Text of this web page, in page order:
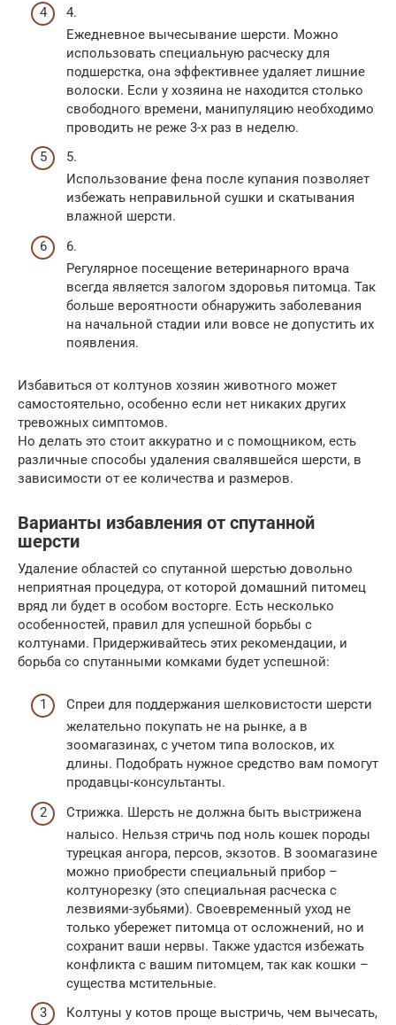
4.
Ежедневное вычесывание шерсти. Можно
использовать специальную расческу для
подшерстка, она эффективнее удаляет лишние
волоски. Если у хозяина не находится столько
свободного времени, манипуляцию необходимо
проводить не реже 3-х раз в неделю.
5.
Использование фена после купания позволяет
избежать неправильной сушки и скатывания
влажной шерсти.
6.
Регулярное посещение ветеринарного врача
всегда является залогом здоровья питомца. Так
больше вероятности обнаружить заболевания
на начальной стадии или вовсе не допустить их
появления.
Избавиться от колтунов хозяин животного может
самостоятельно, особенно если нет никаких других
тревожных симптомов.
Но делать это стоит аккуратно и с помощником, есть
различные способы удаления свалявшейся шерсти, в
зависимости от ее количества и размеров.
Варианты избавления от спутанной
шерсти
Удаление областей со спутанной шерстью довольно
неприятная процедура, от которой домашний питомец
вряд ли будет в особом восторге. Есть несколько
особенностей, правил для успешной борьбы с
колтунами. Придерживайтесь этих рекомендации, и
борьба со спутанными комками будет успешной:
Спреи для поддержания шелковистости шерсти
желательно покупать не на рынке, а в
зоомагазинах, с учетом типа волосков, их
длины. Подобрать нужное средство вам помогут
продавцы-консультанты.
Стрижка. Шерсть не должна быть выстрижена
налысо. Нельзя стричь под ноль кошек породы
турецкая ангора, персов, экзотов. В зоомагазине
можно приобрести специальный прибор –
колтунорезку (это специальная расческа с
лезвиями-зубьями). Своевременный уход не
только убережет питомца от осложнений, но и
сохранит ваши нервы. Также удастся избежать
конфликта с вашим питомцем, так как кошки –
существа мстительные.
Колтуны у котов проще выстричь, чем вычесать,